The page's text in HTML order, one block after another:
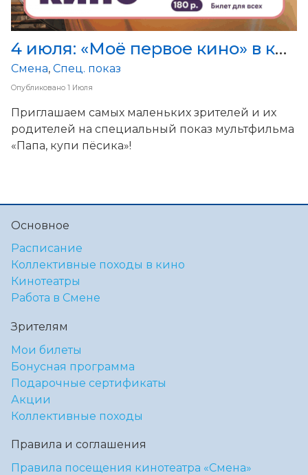
4 июля: «Моё первое кино» в кинотеатре «Смена
Опубликовано 1 Июля
Смена, Спец. показ
Приглашаем самых маленьких зрителей и их
родителей на специальный показ мультфильма
«Папа, купи пёсика»!
Основное
Расписание
Коллективные походы в кино
Кинотеатры
Работа в Смене
Зрителям
Мои билеты
Бонусная программа
Подарочные сертификаты
Акции
Коллективные походы
Правила и соглашения
Правила посещения кинотеатра «Смена»